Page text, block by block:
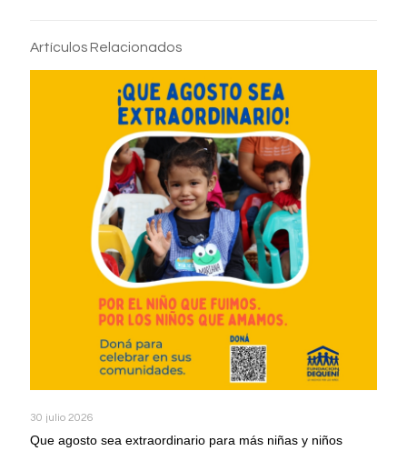
Artículos Relacionados
30 julio 2026
Que agosto sea extraordinario para más niñas y niños